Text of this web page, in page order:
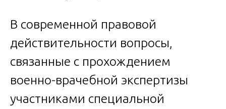
В современной правовой
действительности вопросы,
связанные с прохождением
военно-врачебной экспертизы
участниками специальной